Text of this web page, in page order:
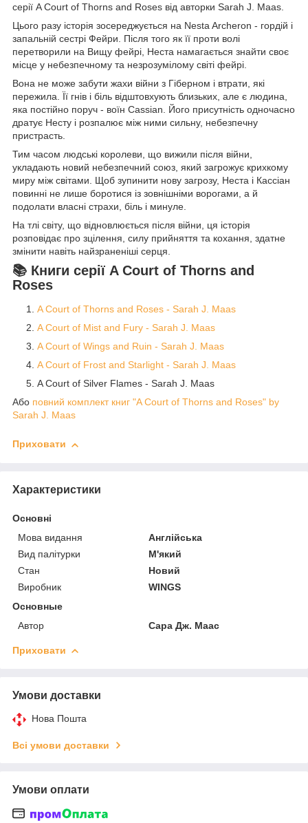
серії A Court of Thorns and Roses від авторки Sarah J. Maas.
Цього разу історія зосереджується на Nesta Archeron - гордій і
запальній сестрі Фейри. Після того як її проти волі
перетворили на Вищу фейрі, Неста намагається знайти своє
місце у небезпечному та незрозумілому світі фейрі.
Вона не може забути жахи війни з Гіберном і втрати, які
пережила. Її гнів і біль відштовхують близьких, але є людина,
яка постійно поруч - воїн Cassian. Його присутність одночасно
дратує Несту і розпалює між ними сильну, небезпечну
пристрасть.
Тим часом людські королеви, що вижили після війни,
укладають новий небезпечний союз, який загрожує крихкому
миру між світами. Щоб зупинити нову загрозу, Неста і Кассіан
повинні не лише боротися із зовнішніми ворогами, а й
подолати власні страхи, біль і минуле.
На тлі світу, що відновлюється після війни, ця історія
розповідає про зцілення, силу прийняття та кохання, здатне
змінити навіть найзраненіші серця.
📚 Книги серії A Court of Thorns and
Roses
A Court of Thorns and Roses - Sarah J. Maas
A Court of Mist and Fury - Sarah J. Maas
A Court of Wings and Ruin - Sarah J. Maas
A Court of Frost and Starlight - Sarah J. Maas
A Court of Silver Flames - Sarah J. Maas
Або повний комплект книг "A Court of Thorns and Roses" by
Sarah J. Maas
Приховати
Характеристики
Основні
Мова видання
Англійська
Вид палітурки
М'який
Стан
Новий
Виробник
WINGS
Основные
Автор
Сара Дж. Маас
Приховати
Умови доставки
Нова Пошта
Всі умови доставки
Умови оплати